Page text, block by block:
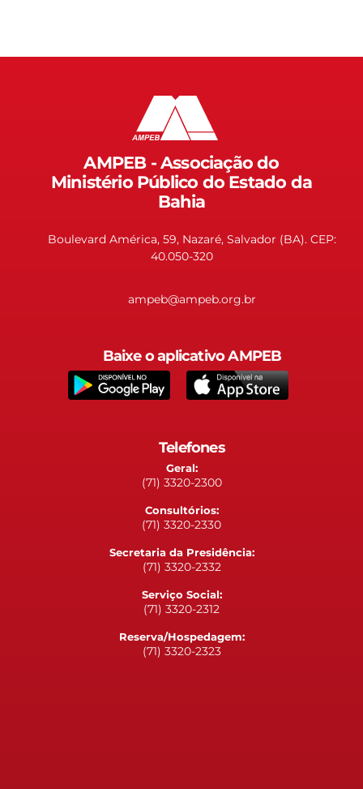
AMPEB - Associação do
Ministério Público do Estado da
Bahia
Boulevard América, 59, Nazaré, Salvador (BA). CEP:
40.050-320
ampeb@ampeb.org.br
Baixe o aplicativo AMPEB
Telefones
Geral:
(71) 3320-2300
Consultórios:
(71) 3320-2330
Secretaria da Presidência:
(71) 3320-2332
Serviço Social:
(71) 3320-2312
Reserva/Hospedagem:
(71) 3320-2323